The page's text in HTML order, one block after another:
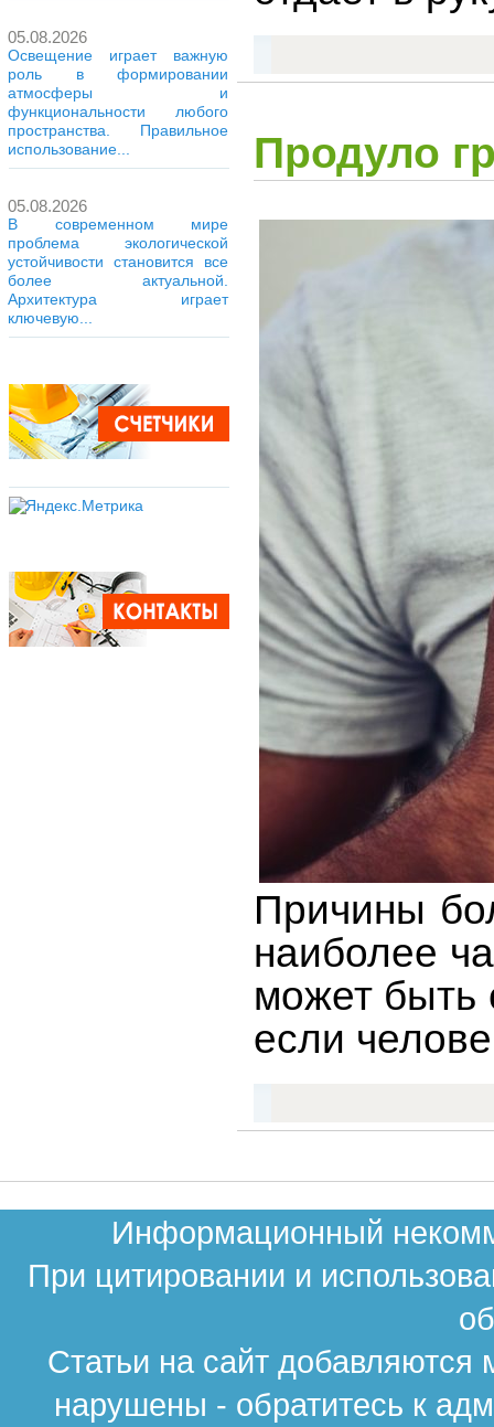
05.08.2026
Освещение играет важную
роль в формировании
атмосферы и
функциональности любого
пространства. Правильное
использование...
05.08.2026
В современном мире
проблема экологической
устойчивости становится все
более актуальной.
Архитектура играет
ключевую...
Продуло
Причины
наиболее
может быть
если
Информационный
При цитировании и
Статьи на сайт
нарушены - обратитесь к